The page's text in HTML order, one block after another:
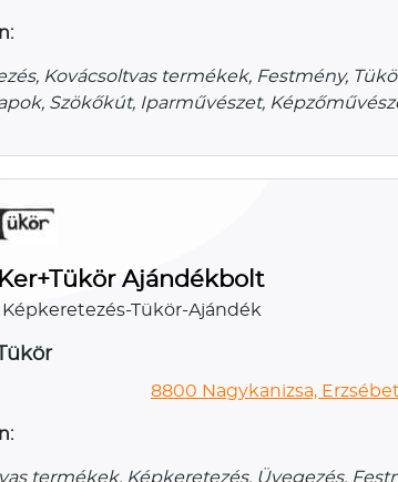
Kovácsoltvas termékek, Festmény,
Szökőkút, Iparművészet,
Ajándékbolt
Képkeretezés-Tükör-Ajándék
8800 Nagykanizsa,
termékek, Képkeretezés, Üvegezés,